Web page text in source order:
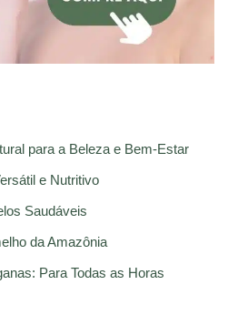
para a Beleza e Bem-Estar
e Nutritivo
Saudáveis
da Amazônia
Para Todas as Horas